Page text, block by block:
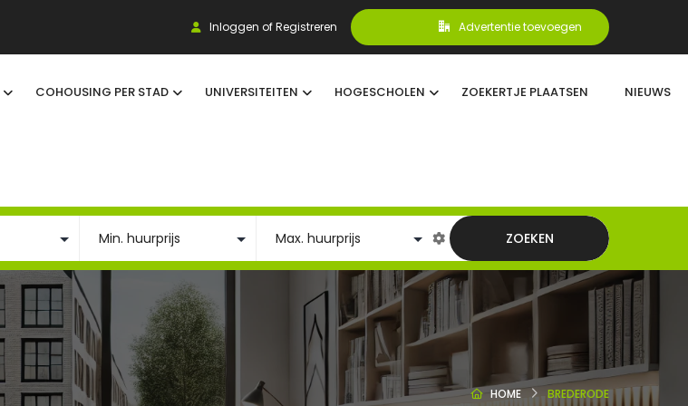
Inloggen of Registreren Advertentie toevoegen
COHOUSING PER STAD UNIVERSITEITEN HOGESCHOLEN ZOEKERTJE PLAATSEN NIEUWS
ZOEKEN
HOME BREDERODE